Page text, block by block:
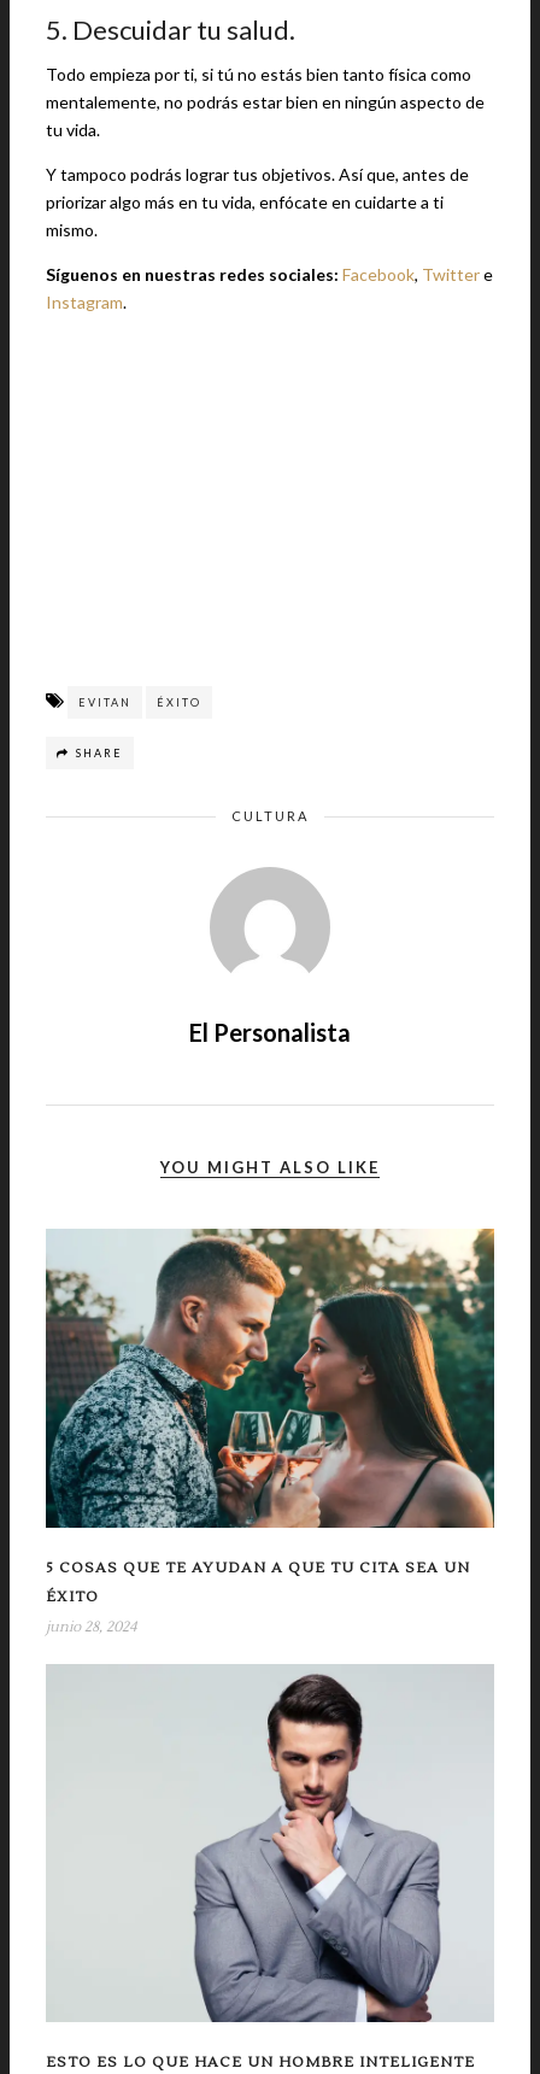
5. Descuidar tu salud.
Todo empieza por ti, si tú no estás bien tanto física como
mentalemente, no podrás estar bien en ningún aspecto de
tu vida.
Y tampoco podrás lograr tus objetivos. Así que, antes de
priorizar algo más en tu vida, enfócate en cuidarte a ti
mismo.
Síguenos en nuestras redes sociales: Facebook, Twittere
Instagram.
EVITAN ÉXITO
SHARE
CULTURA
El Personalista
YOU MIGHT ALSO LIKE
5 COSAS QUE TE AYUDAN A QUE TU CITA SEA UN
ÉXITO
junio 28, 2024
ESTO ES LO QUE HACE UN HOMBRE INTELIGENTE